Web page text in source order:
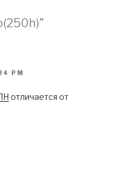
PM
отличается от